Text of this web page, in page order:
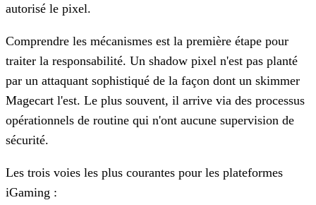
autorisé le pixel.
Comprendre les mécanismes est la première étape pour
traiter la responsabilité. Un shadow pixel n'est pas planté
par un attaquant sophistiqué de la façon dont un skimmer
Magecart l'est. Le plus souvent, il arrive via des processus
opérationnels de routine qui n'ont aucune supervision de
sécurité.
Les trois voies les plus courantes pour les plateformes
iGaming :